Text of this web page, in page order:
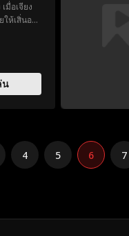
มื่อเจียง
ห้เสิ่นอวี๋
น
4 5 6 7